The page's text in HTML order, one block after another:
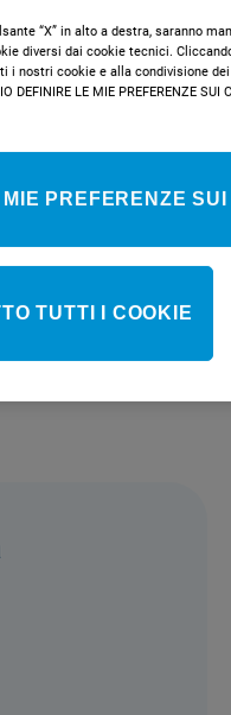
assicura un
innovativo garantisce un
ideale con la
lavabili in
“X” in alto a destra, saranno
diversi dai cookie tecnici.
i nostri cookie e alla condivisione
LE MIE PREFERENZE SUI
PREFERENZE
TUTTI I COOKIE